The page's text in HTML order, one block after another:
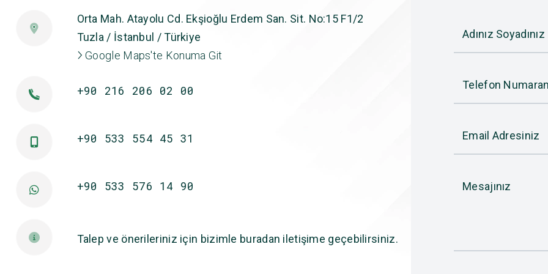
Orta Mah. Atayolu Cd. Ekşioğlu Erdem San. Sit. No:15 F1/2
Tuzla / İstanbul / Türkiye
Google Maps'te Konuma Git
+90 216 206 02 00
+90 533 554 45 31
+90 533 576 14 90
Talep ve önerileriniz için bizimle buradan iletişime geçebilirsiniz.
Adınız Soyadınız
Telefon
Email Adresiniz
Mesajınız